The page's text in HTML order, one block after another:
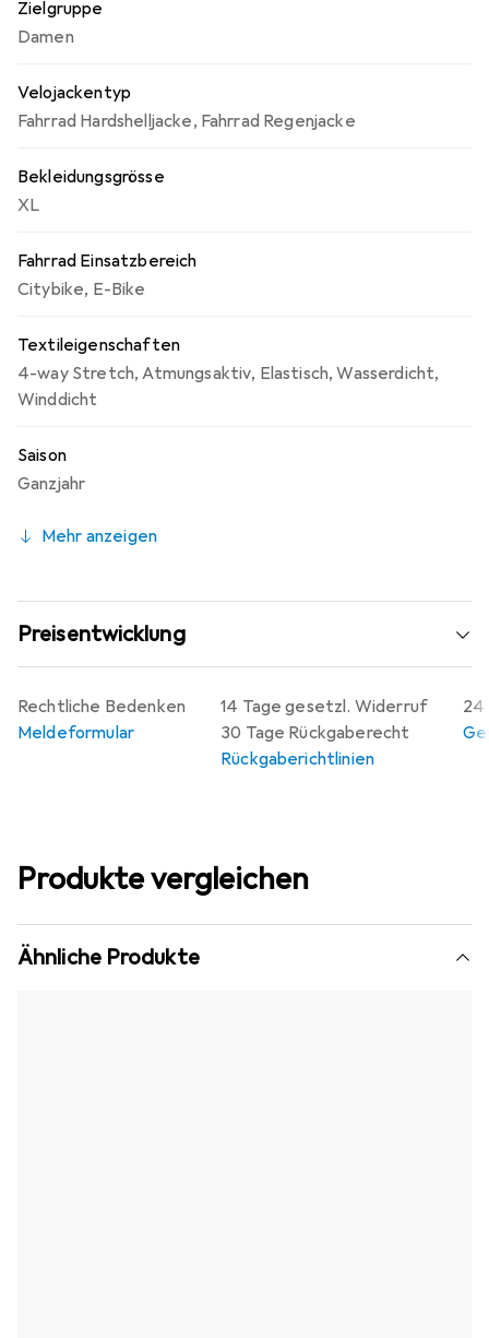
Zielgruppe
Damen
Velojackentyp
Fahrrad Hardshelljacke, Fahrrad Regenjacke
Bekleidungsgrösse
XL
Fahrrad Einsatzbereich
Citybike, E-Bike
Textileigenschaften
4-way Stretch,Atmungsaktiv, Elastisch,Wasserdicht,
Winddicht
Saison
Ganzjahr
Mehr anzeigen
Preisentwicklung
14 Tage gesetzl. Widerruf
30 Tage Rückgaberecht
Rückgaberichtlinien
24
Rechtliche Bedenken
Meldeformular
Produkte vergleichen
Ähnliche Produkte